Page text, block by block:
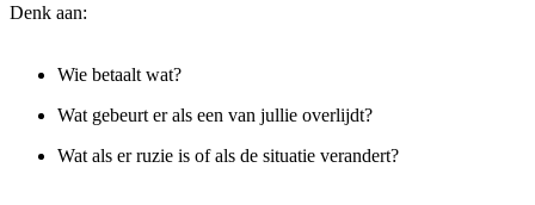
Denk aan:
Wie betaalt wat?
Wat gebeurt er als een van jullie overlijdt?
Wat als er ruzie is of als de situatie verandert?